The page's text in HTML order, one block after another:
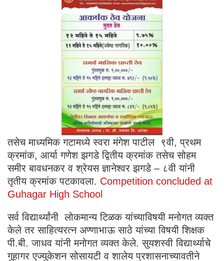
तसेच माध्यमिक गटामध्ये स्वरा मंगेश पाटील ९वी, प्रथम
क्रमांक, आर्या गणेश झगडे द्वितीय क्रमांक तसेच सोहम
समीर बावधनकर व श्रेयस ज्ञानेश्वर झगडे – ८वी यांनी
तृतीय क्रमांक पटकावला. Competition concluded at
Guhagar High School
सर्व विद्यार्थ्यांनी लोकमान्य टिळक यांच्याविषयी मनोगत व्यक्त
केले तर साहित्यरत्न अण्णाभाऊ साठे यांच्या विषयी शिक्षक
पी.बी. जाधव यांनी मनोगत व्यक्त केले. सुयशस्वी विद्यार्थ्याचे
गुहागर एज्युकेशन सोसायटी व शालेय प्रशासनाच्यावतीने